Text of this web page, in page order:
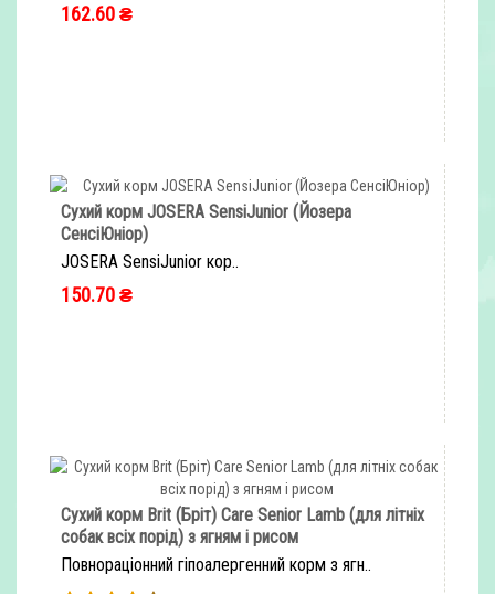
162.60 ₴
Сухий корм JOSERA SensiJunior (Йозера
СенсіЮніор)
JOSERA SensiJunior кор..
150.70 ₴
Сухий корм Brit (Бріт) Care Senior Lamb (для літніх
собак всіх порід) з ягням і рисом
Повнораціонний гіпоалергенний корм з ягн..